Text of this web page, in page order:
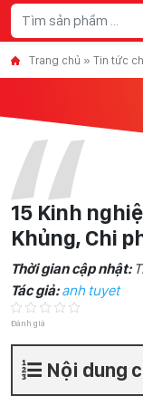
Skip to content
Trang chủ » Tin tức
15 Kinh
Khủng, Chi
Thời gian cập nhật:
Tác giả:anh tuyet
Đánh giá
Nội dung